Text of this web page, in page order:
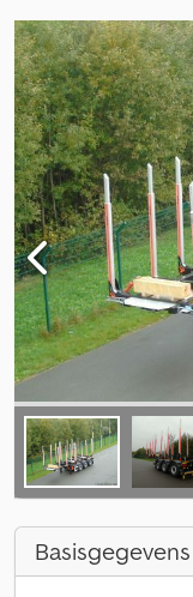
Basisgegevens